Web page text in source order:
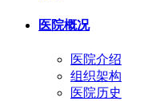
医院概况
医院介绍
组织架构
医院历史